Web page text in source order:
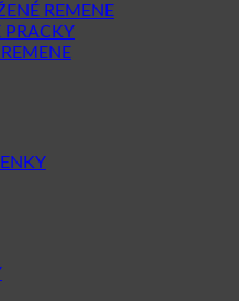
REMENE
PRACKY